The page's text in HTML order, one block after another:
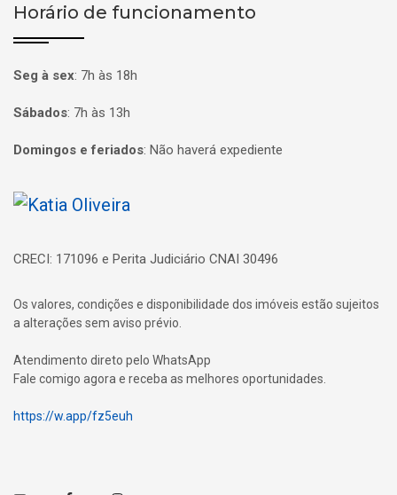
Horário de funcionamento
Seg à sex: 7h às 18h
Sábados: 7h às 13h
Domingos e feriados: Não haverá expediente
Página inicial
CRECI: 171096 e Perita Judiciário CNAI 30496
Os valores, condições e disponibilidade dos imóveis estão sujeitos
a alterações sem aviso prévio.
Atendimento direto pelo WhatsApp
Fale comigo agora e receba as melhores oportunidades.
https://w.app/fz5euh